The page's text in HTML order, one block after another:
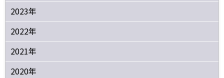
2023年
2022年
2021年
2020年